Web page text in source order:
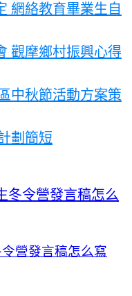
網絡教育畢業生自
觀摩鄉村振興心得
中秋節活動方案策
劃簡短
營發言稿怎么寫